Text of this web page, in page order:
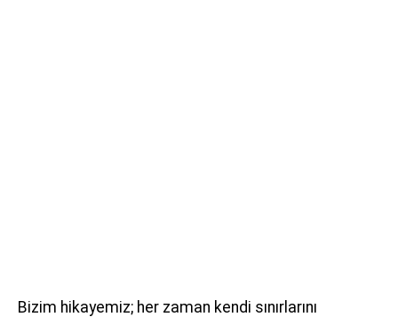
Bizim hikayemiz; her zaman kendi sınırlarını